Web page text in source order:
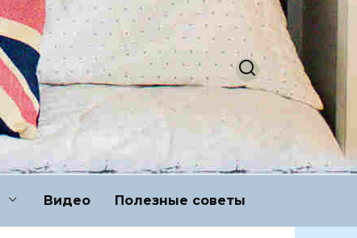
Видео Полезные советы